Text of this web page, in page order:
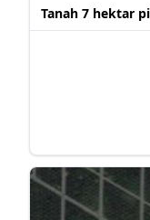
Tanah 7 hektar